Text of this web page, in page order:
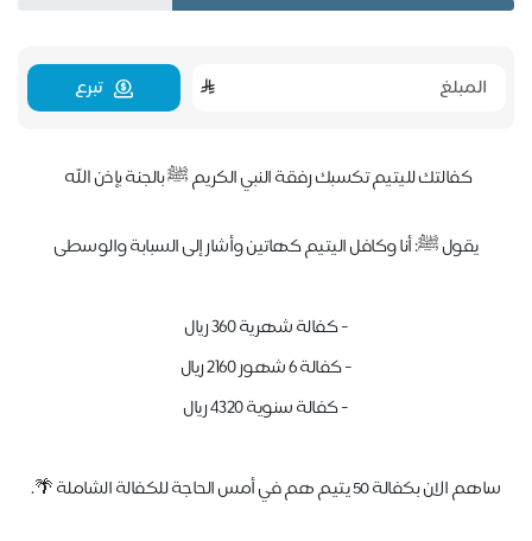
تبرع
كفالتك لليتيم تكسبك رفقة النبي الكريم ﷺ بالجنة بإذن الله
يقول ﷺ: أنا وكافل اليتيم كهاتين وأشار إلى السبابة والوسطى
- كفالة شهرية ٣٦٠ ريال
- كفالة ٦ شهور ٢١٦٠ ريال
- كفالة سنوية ٤٣٢٠ ريال
ساهم الان بكفالة 50 يتيم هم في أمس الحاجة للكفالة الشاملة 🌴.